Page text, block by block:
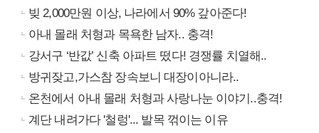
빚 2,000만원 이상, 나라에서 90% 갚아준다!
아내 몰래 처형과 목욕한 남자.. 충격!
강서구 ‘반값’ 신축 아파트 떴다! 경쟁률 치열해..
방귀잦고,가스참 장속보니 대장이아니라..
온천에서 아내 몰래 처형과 사랑나눈 이야기..충격!
계단 내려가다 '철렁'... 발목 꺾이는 이유